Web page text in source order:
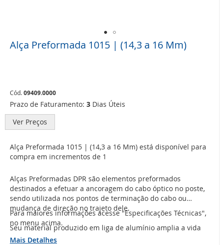
Alça Preformada 1015 | (14,3 a 16 Mm)
Cód.09409.0000
Prazo de Faturamento: 3 Dias Úteis
Ver Preços
Alça Preformada 1015 | (14,3 a 16 Mm) está disponível para
compra em incrementos de 1
Alças Preformadas DPR são elementos preformados
destinados a efetuar a ancoragem do cabo óptico no poste,
sendo utilizada nos pontos de terminação do cabo ou
mudança de direção no trajeto dele.
Seu material produzido em liga de alumínio amplia a vida
útil do produto, garante que as intempéries não afetarão o
Para maiores informações acesse "Especificações Técnicas",
no menu acima.
Mais Detalhes
Saltar
para
Galeria
de
imagens